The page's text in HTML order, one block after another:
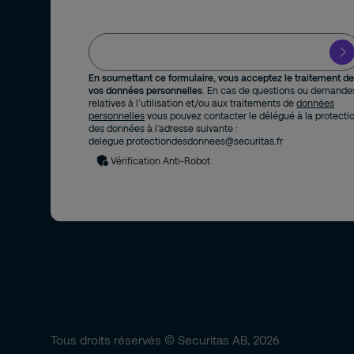
En soumettant ce formulaire, vous acceptez le traitement de
vos données personnelles . En cas de questions ou
relatives à l’utilisation et/ou aux traitements de données
personnelles vous pouvez contacter le délégué à la
des données à l’adresse suivante :
delegue.protectiondesdonnees@securitas.fr
Vérification Anti-Robot
Tous droits réservés © Securitas AB, 2026